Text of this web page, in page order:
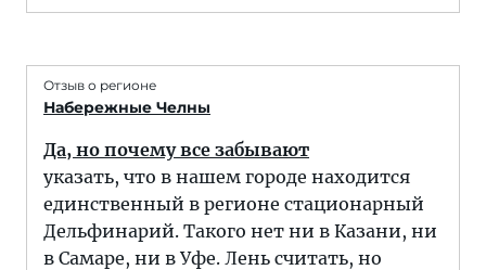
Отзыв о регионе
Набережные Челны
Да, но почему все забывают
указать, что в нашем городе находится
единственный в регионе стационарный
Дельфинарий. Такого нет ни в Казани, ни
в Самаре, ни в Уфе. Лень считать, но